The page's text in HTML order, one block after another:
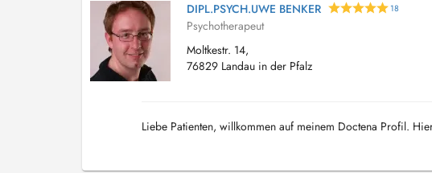
DIPL.PSYCH.UWE BENKER 18
Psychotherapeut
Moltkestr. 14,
76829 Landau in der Pfalz
Liebe Patienten, willkommen auf meinem Doctena Profil.